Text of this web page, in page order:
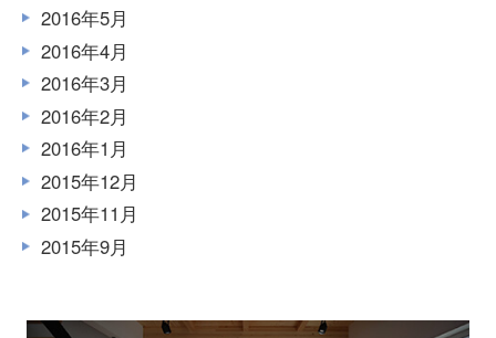
2016年5月
2016年4月
2016年3月
2016年2月
2016年1月
2015年12月
2015年11月
2015年9月